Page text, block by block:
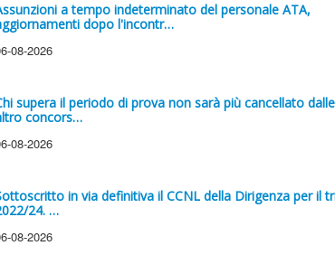
a tempo indeterminato del personale ATA,
dopo l'incontr…
08-2026
supera il periodo di prova non sarà più cancellato
concors…
08-2026
in via definitiva il CCNL della Dirigenza per il
24. …
08-2026